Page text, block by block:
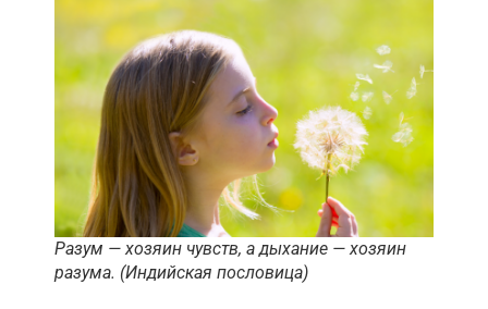
Разум — хозяин чувств, а дыхание — хозяин
разума. (Индийская пословица)